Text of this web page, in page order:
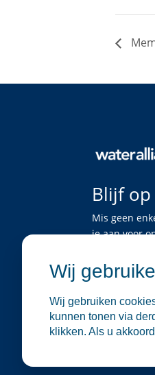
Blijf
Mis geen
je aan voor
Wij
Wij gebruiken
kunnen tonen via
klikken. Als u